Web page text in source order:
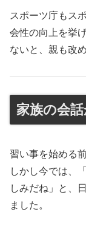
スポーツ庁もス
会性の向上を挙
ないと、親も改
家族の会
習い事を始める
しかし今では、
しみだね」と、
ました。